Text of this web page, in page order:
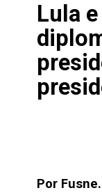
Por
Lula